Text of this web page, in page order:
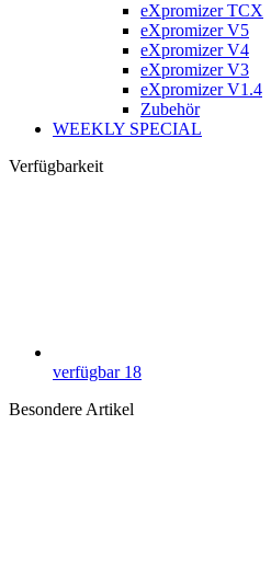
eXpromizer TCX
eXpromizer V5
eXpromizer V4
eXpromizer V3
eXpromizer V1.4
Zubehör
WEEKLY SPECIAL
Verfügbarkeit
verfügbar 18
Besondere Artikel